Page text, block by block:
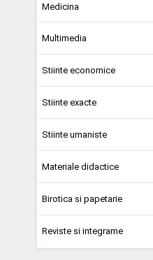
Medicina
Multimedia
Stiinte economice
Stiinte exacte
Stiinte umaniste
Materiale didactice
Birotica si papetarie
Reviste si integrame